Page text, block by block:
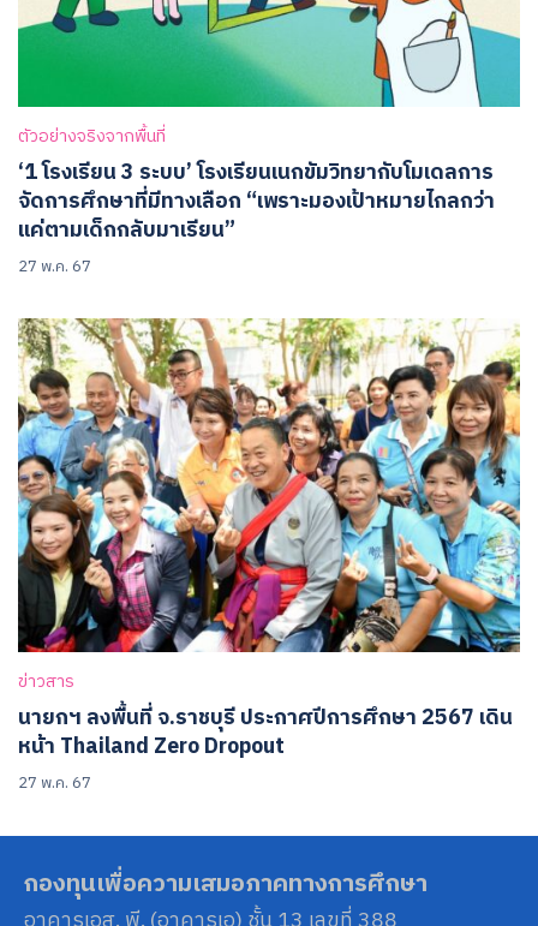
ตัวอย่างจริงจากพื้นที่
‘1 โรงเรียน 3 ระบบ’ โรงเรียนเนกขัมวิทยากับโมเดลการ
จัดการศึกษาที่มีทางเลือก “เพราะมองเป้าหมายไกลกว่า
แค่ตามเด็กกลับมาเรียน”
27 พ.ค. 67
ข่าวสาร
นายกฯ ลงพื้นที่ จ.ราชบุรี ประกาศปีการศึกษา 2567 เดิน
หน้า Thailand Zero Dropout
27 พ.ค. 67
กองทุนเพื่อความเสมอภาคทางการศึกษา